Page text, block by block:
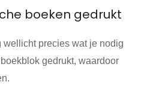
boeken gedrukt
precies wat je nodig
gedrukt, waardoor